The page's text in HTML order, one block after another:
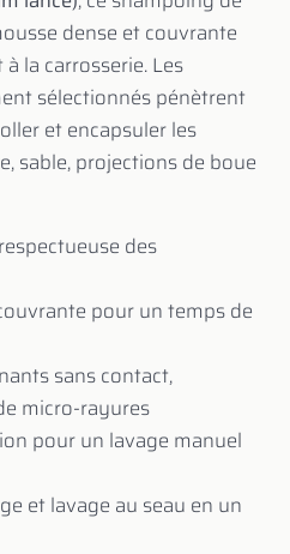
dense et couvrante
la carrosserie. Les
sélectionnés pénètrent
et encapsuler les
sable, projections de boue
des
pour un temps de
sans contact,
micro-rayures
pour un lavage manuel
et lavage au seau en un